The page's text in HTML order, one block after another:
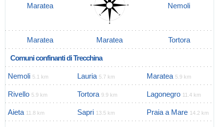
Maratea Nemoli
Maratea Maratea Tortora
Comuni confinanti di Trecchina
Nemoli 5.1 km Lauria 5.7 km Maratea 5.9 km
Rivello 5.9 km Tortora 9.9 km Lagonegro 11.4 km
Aieta 11.8 km Sapri 13.5 km Praia a Mare 14.2 km